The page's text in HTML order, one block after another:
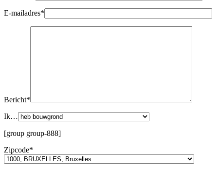
E-mailadres*
Bericht*
Ik…
[group group-888]
Zipcode*